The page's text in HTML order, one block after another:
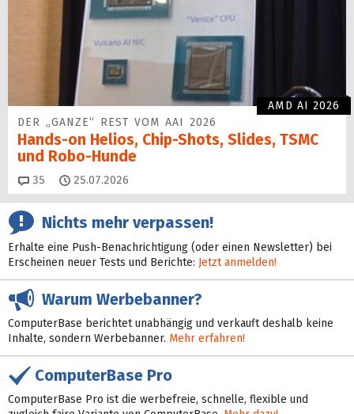
AMD AI 2026
DER „GANZE“ REST VOM AAI 2026
Hands-on Helios, Chip-Shots, Slides, TSMC
und Robo-Hunde
35 Kommentare
25.07.2026
Nichts mehr verpassen!
Erhalte eine Push-Benachrichtigung (oder einen Newsletter) bei
Erscheinen neuer Tests und Berichte: Jetzt anmelden!
Warum Werbebanner?
ComputerBase berichtet unabhängig und verkauft deshalb keine
Inhalte, sondern Werbebanner. Mehr erfahren!
ComputerBase Pro
ComputerBase Pro ist die werbefreie, schnelle, flexible und